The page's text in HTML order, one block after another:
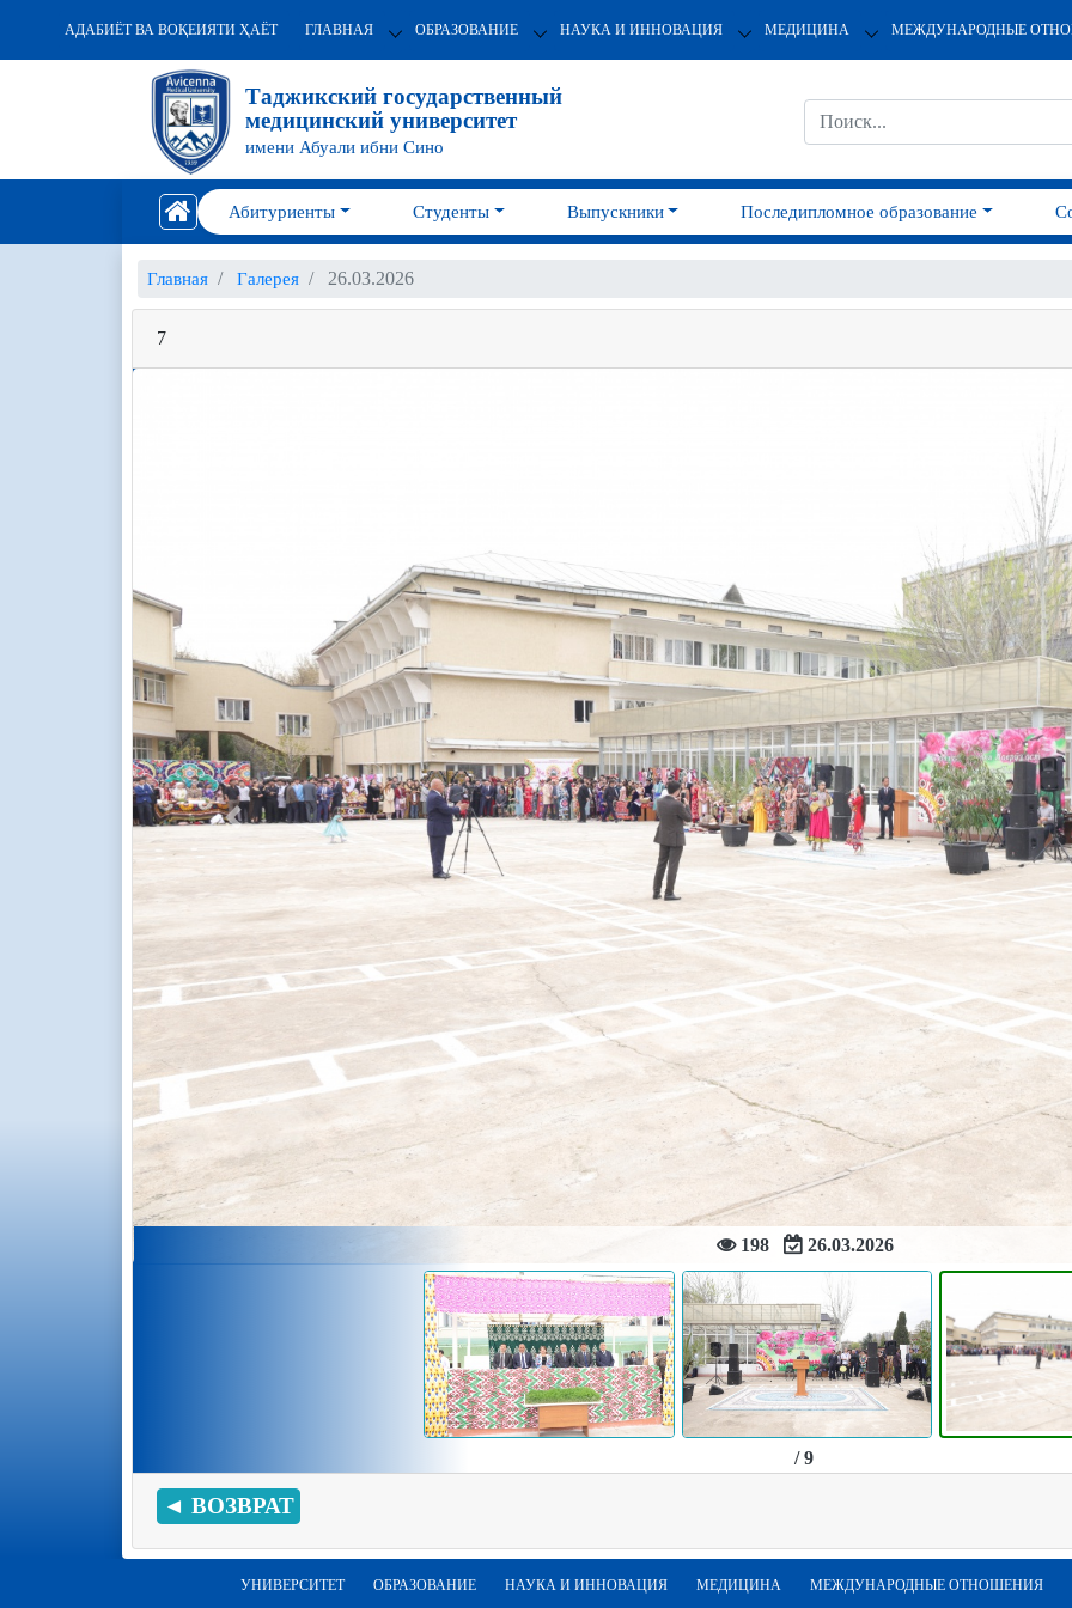
АДАБИЁТ ВА ВОҚЕИЯТИ ҲАЁТ ГЛАВНАЯ ОБРАЗОВАНИЕ НАУКА И ИННОВАЦИЯ МЕДИЦИНА МЕЖДУНАРОДНЫЕ
Таджикский государственный
медицинский университет
имени Абуали ибни Сино
Абитуриенты Студенты Выпускники Последипломное образование
Главная Галерея 26.03.2026
7
198 26.03.2026
Previous
/ 9
◄ ВОЗВРАТ
УНИВЕРСИТЕТ ОБРАЗОВАНИЕ НАУКА И ИННОВАЦИЯ МЕДИЦИНА МЕЖДУНАРОДНЫЕ ОТНОШЕНИЯ